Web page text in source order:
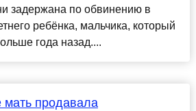
задержана по обвинению в
ребёнка, мальчика, который
года назад....
продавала